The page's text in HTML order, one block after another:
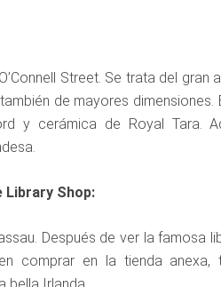
Street. Se trata del
de mayores
y cerámica de Royal Tara.
Library Shop:
Después de ver la famosa
comprar en la tienda